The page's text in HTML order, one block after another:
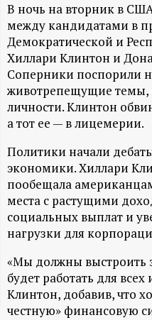
Н
-
и
н
ф
о
р
м
а
В ночь на вторник в
между кандидатами в
Демократической и
Хиллари Клинтон и
Соперники поспорили
животрепещущие темы,
личности. Клинтон
а тот ее — в лицемерии.
Политики начали
экономики. Хиллари
пообещала
места с растущими
социальных выплат и
нагрузки для
«Мы должны выстроить
будет работать для
Клинтон, добавив, что
честную» финансовую